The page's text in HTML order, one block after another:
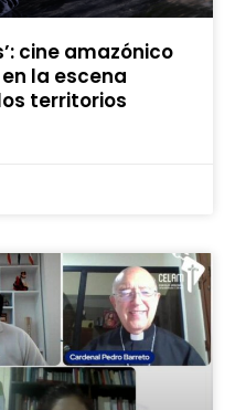
cine amazónico
la escena
territorios